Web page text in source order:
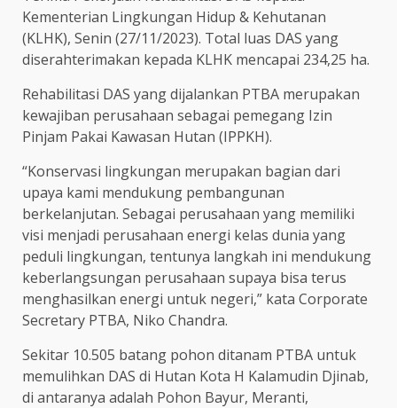
Kementerian Lingkungan Hidup & Kehutanan
(KLHK), Senin (27/11/2023). Total luas DAS yang
diserahterimakan kepada KLHK mencapai 234,25 ha.
Rehabilitasi DAS yang dijalankan PTBA merupakan
kewajiban perusahaan sebagai pemegang Izin
Pinjam Pakai Kawasan Hutan (IPPKH).
“Konservasi lingkungan merupakan bagian dari
upaya kami mendukung pembangunan
berkelanjutan. Sebagai perusahaan yang memiliki
visi menjadi perusahaan energi kelas dunia yang
peduli lingkungan, tentunya langkah ini mendukung
keberlangsungan perusahaan supaya bisa terus
menghasilkan energi untuk negeri,” kata Corporate
Secretary PTBA, Niko Chandra.
Sekitar 10.505 batang pohon ditanam PTBA untuk
memulihkan DAS di Hutan Kota H Kalamudin Djinab,
di antaranya adalah Pohon Bayur, Meranti,